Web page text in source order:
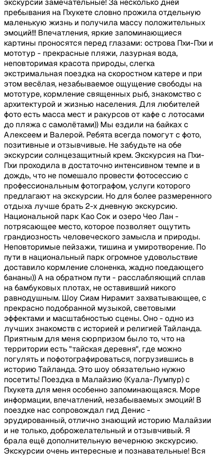
экскурсии замечательные! За несколько дней
пребывания на Пхукете словно прожила отдельную
маленькую жизнь и получила массу положительных
эмоций!!! Впечатления, яркие запоминающиеся
картины проносятся перед глазами: острова Пхи-Пхи и
мототур - прекрасные пляжи, лазурная вода,
неповторимая красота природы, слегка
экстримальная поездка на скоростном катере и при
этом весёлая, незабываемое ощущение свободы на
мототуре, кормление священных рыб, знакомство с
архитектурой и жизнью населения. Для любителей
фото есть масса мест и ракурсов от кафе с лотосами
до пляжа с самолётами)) Мы ездили на байках с
Алексеем и Валерой. Ребята всегда помогут с фото,
позитивные и отзывчивые. Не забудьте на обе
экскурсии солнцезащитный крем. Экскурсия на Пхи-
Пхи проходила в достаточно интенсивном темпе и в
дождь, что не помешало провести фотосессию с
профессиональным фотографом, услуги которого
предлагают на экскурсии. Но для более размеренного
отдыха лучше брать 2-х дневную экскурсию.
Национальной парк Као Сок и озеро Чео Лан -
потрясающее место, которое позволяет ощутить
грандиозность человеческого замысла и природы.
Неповторимые пейзажи, тишина и умиротворение. По
пути в национальный парк огромное удовольствие
доставило кормление слоненка, жадно поедающего
бананы)) А на обратном пути - расслабляющий сплав
на бамбуковых плотах, не оставивший никого
равнодушным. Шоу Сиам Нирамит захватывающее, с
прекрасно подобранной музыкой, световыми
эффектами и масштабностью сцены. Оно - одно из
лучших знакомств с историей и религией Тайланда.
Приятным для меня сюрпризом было то, что на
территории есть "тайская деревня", где можно
погулять и пофотографироваться, погрузившись в
историю Тайланда. Это шоу обязательно нужно
посетить! Поездка в Малайзию (Куала-Лумпур) с
Пхукета для меня особенно запоминающаяся. Море
информации, впечатлений, незабываемых эмоций! В
поездке нас сопровождал гид Денис -
эрудированный, отлично знающий историю Малайзии
и не только, доброжелательный и отзывчивый. Я
брала ещё дополнительную вечернюю экскурсию.
Экскурсии очень интересные и познавательные! Вся